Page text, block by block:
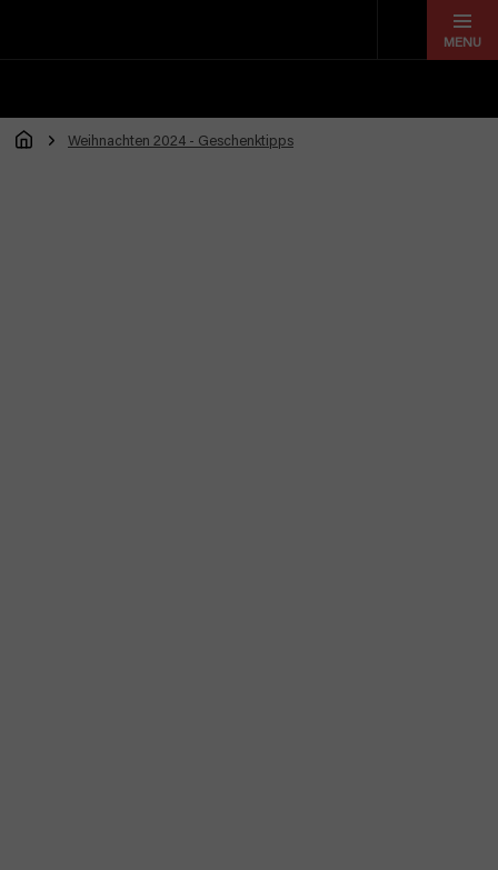
Weihnachten 2024 - Geschenktipps